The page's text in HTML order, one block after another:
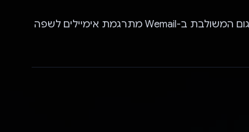
- לתרגם הודעות בצורה חלקה: תכונת התרגום המשולבת ב-Wemail מתרגמת אימיילים לשפה